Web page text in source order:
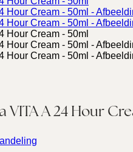
VITA A 24 Hour